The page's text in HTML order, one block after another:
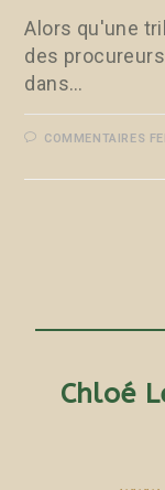
Alors qu'une
des
dans…
COMMENTAIRES
Chloé